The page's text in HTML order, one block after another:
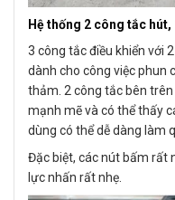
Hệ thống 2 công tắc
3 công tắc điều khiển với
dành cho công việc phun
thảm. 2 công tắc bên
mạnh mẽ và có thể thấy
dùng có thể dễ dàng làm
Đặc biệt, các nút bấm rất
lực nhấn rất nhẹ.